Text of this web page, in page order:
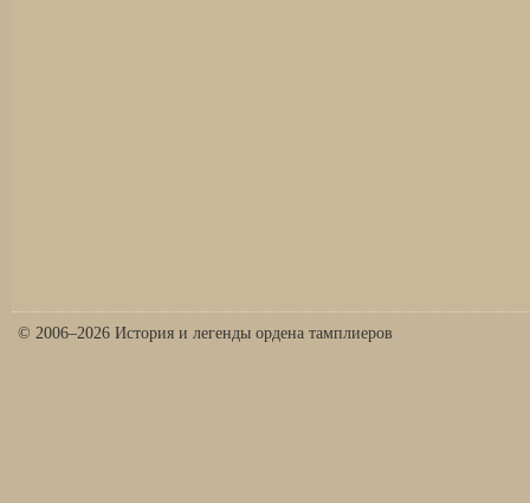
© 2006–2026 История и легенды ордена тамплиеров